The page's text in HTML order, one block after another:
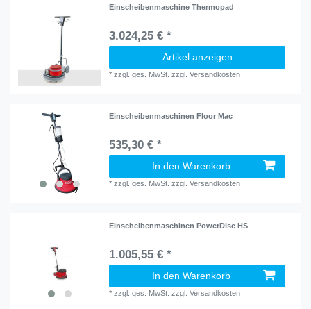
Einscheibenmaschine Thermopad
3.024,25 € *
Artikel anzeigen
*zzgl. ges. MwSt. zzgl.Versandkosten
Einscheibenmaschinen Floor Mac
535,30 € *
In den Warenkorb
*zzgl. ges. MwSt. zzgl.Versandkosten
Einscheibenmaschinen PowerDisc HS
1.005,55 € *
In den Warenkorb
*zzgl. ges. MwSt. zzgl.Versandkosten